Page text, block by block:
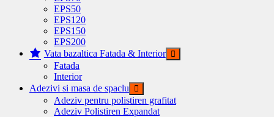
EPS50
EPS120
EPS150
EPS200
Vata bazaltica Fatada & Interior
Fatada
Interior
Adezivi si masa de spaclu
Adeziv pentru polistiren grafitat
Adeziv Polistiren Expandat